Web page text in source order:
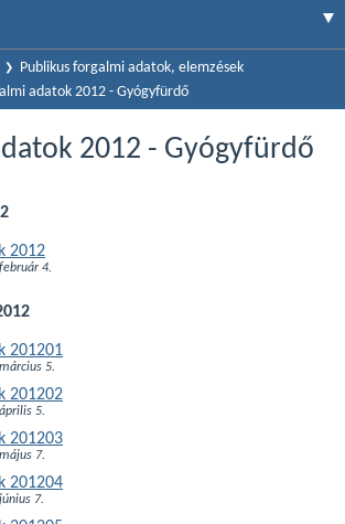
Publikus forgalmi adatok, elemzések
adatok 2012 - Gyógyfürdő
2012 - Gyógyfürdő
2012
4.
201201
5.
201202
5.
201203
7.
201204
7.